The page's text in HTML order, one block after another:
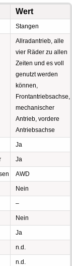
Wert
Stangen
Allradantrieb, alle
vier Räder zu allen
Zeiten und es voll
genutzt werden
können,
Frontantriebsachse,
mechanischer
Antrieb, vordere
Antriebsachse
Ja
Ja
AWD
Nein
–
Nein
Ja
n.d.
n.d.